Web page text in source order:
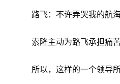
路飞：不许弄哭我的航
索隆主动为路飞承担痛
所以，这样的一个领导